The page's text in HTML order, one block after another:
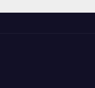
TAIWAN